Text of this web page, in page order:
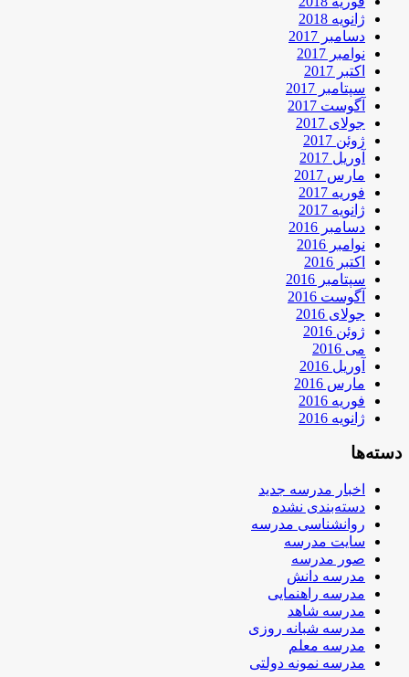
ژانویه 2018
دسامبر 2017
نوامبر 2017
اکتبر 2017
سپتامبر 2017
آگوست 2017
جولای 2017
ژوئن 2017
آوریل 2017
مارس 2017
فوریه 2017
ژانویه 2017
دسامبر 2016
نوامبر 2016
اکتبر 2016
سپتامبر 2016
آگوست 2016
جولای 2016
ژوئن 2016
می 2016
آوریل 2016
مارس 2016
فوریه 2016
ژانویه 2016
دسته‌ها
اخبار مدرسه جدید
دسته‌بندی نشده
روانشناسی مدرسه
سایت مدرسه
صور مدرسه
مدرسه دانش
مدرسه راهنمایی
مدرسه شاهد
مدرسه شبانه روزی
مدرسه معلم
مدرسه نمونه دولتی